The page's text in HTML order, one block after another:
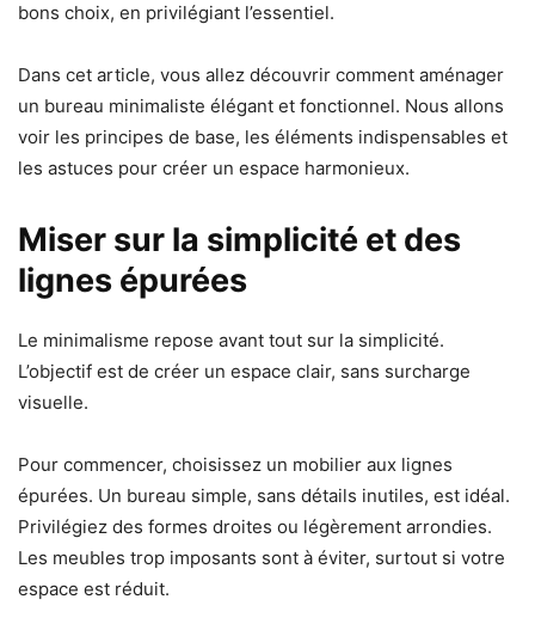
bons choix, en privilégiant l’essentiel.
Dans cet article, vous allez découvrir comment aménager
un bureau minimaliste élégant et fonctionnel. Nous allons
voir les principes de base, les éléments indispensables et
les astuces pour créer un espace harmonieux.
Miser sur la simplicité et des
lignes épurées
Le minimalisme repose avant tout sur la simplicité.
L’objectif est de créer un espace clair, sans surcharge
visuelle.
Pour commencer, choisissez un mobilier aux lignes
épurées. Un bureau simple, sans détails inutiles, est idéal.
Privilégiez des formes droites ou légèrement arrondies.
Les meubles trop imposants sont à éviter, surtout si votre
espace est réduit.